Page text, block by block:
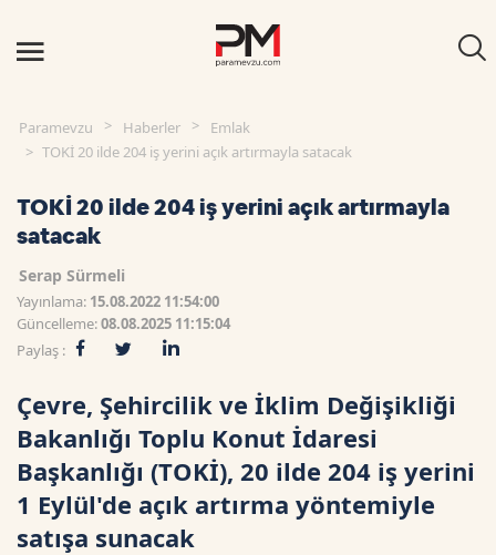
Paramevzu Haberler
Emlak
TOKİ 20 ilde 204 iş yerini açık artırmayla satacak
TOKİ 20 ilde 204 iş yerini açık artırmayla
satacak
Serap Sürmeli
Yayınlama: 15.08.2022 11:54:00
Güncelleme:08.08.2025 11:15:04
Paylaş :
Çevre, Şehircilik ve İklim Değişikliği
Bakanlığı Toplu Konut İdaresi
Başkanlığı (TOKİ), 20 ilde 204 iş yerini
1 Eylül'de açık artırma yöntemiyle
satışa sunacak